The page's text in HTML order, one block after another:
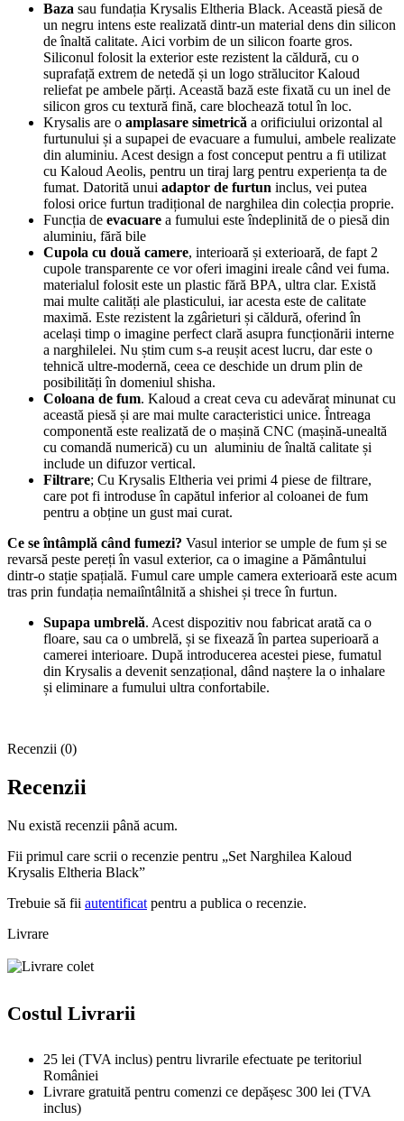
Baza sau fundația Krysalis Eltheria Black. Această piesă de
un negru intens este realizată dintr-un material dens din silicon
de înaltă calitate. Aici vorbim de un silicon foarte gros.
Siliconul folosit la exterior este rezistent la căldură, cu o
suprafață extrem de netedă și un logo strălucitor Kaloud
reliefat pe ambele părți. Această bază este fixată cu un inel de
silicon gros cu textură fină, care blochează totul în loc.
Krysalis are o amplasare simetrică a orificiului orizontal al
furtunului și a supapei de evacuare a fumului, ambele realizate
din aluminiu. Acest design a fost conceput pentru a fi utilizat
cu Kaloud Aeolis, pentru un tiraj larg pentru experiența ta de
fumat. Datorită unui adaptor de furtun inclus, vei putea
folosi orice furtun tradițional de narghilea din colecția proprie.
Funcția de evacuare a fumului este îndeplinită de o piesă din
aluminiu, fără bile
Cupola cu două camere, interioară și exterioară, de fapt 2
cupole transparente ce vor oferi imagini ireale când vei fuma.
materialul folosit este un plastic fără BPA, ultra clar. Există
mai multe calități ale plasticului, iar acesta este de calitate
maximă. Este rezistent la zgârieturi și căldură, oferind în
același timp o imagine perfect clară asupra funcționării interne
a narghilelei. Nu știm cum s-a reușit acest lucru, dar este o
tehnică ultre-modernă, ceea ce deschide un drum plin de
posibilități în domeniul shisha.
Coloana de fum. Kaloud a creat ceva cu adevărat minunat cu
această piesă și are mai multe caracteristici unice. Întreaga
componentă este realizată de o mașină CNC (mașină-unealtă
cu comandă numerică) cu un aluminiu de înaltă calitate și
include un difuzor vertical.
Filtrare; Cu Krysalis Eltheria vei primi 4 piese de filtrare,
care pot fi introduse în capătul inferior al coloanei de fum
pentru a obține un gust mai curat.
Ce se întâmplă când fumezi? Vasul interior se umple de fum și se
revarsă peste pereți în vasul exterior, ca o imagine a Pământului
dintr-o stație spațială. Fumul care umple camera exterioară este acum
tras prin fundația nemaiîntâlnită a shishei și trece în furtun.
Supapa umbrelă. Acest dispozitiv nou fabricat arată ca o
floare, sau ca o umbrelă, și se fixează în partea superioară a
camerei interioare. După introducerea acestei piese, fumatul
din Krysalis a devenit senzațional, dând naștere la o inhalare
și eliminare a fumului ultra confortabile.
Recenzii (0)
Recenzii
Nu există recenzii până acum.
Fii primul care scrii o recenzie pentru „Set Narghilea Kaloud
Krysalis Eltheria Black”
Trebuie să fii autentificat pentru a publica o recenzie.
Livrare
Costul Livrarii
25 lei (TVA inclus) pentru livrarile efectuate pe teritoriul
României
Livrare gratuită pentru comenzi ce depășesc 300 lei (TVA
inclus)